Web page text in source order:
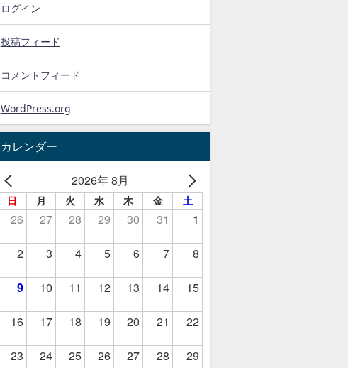
ログイン
投稿フィード
コメントフィード
WordPress.org
カレンダー
2026年 8月
日 月 火 水 木 金 土
26 27 28 29 30 31 1
2 3 4 5 6 7 8
9 10 11 12 13 14 15
16 17 18 19 20 21 22
23 24 25 26 27 28 29